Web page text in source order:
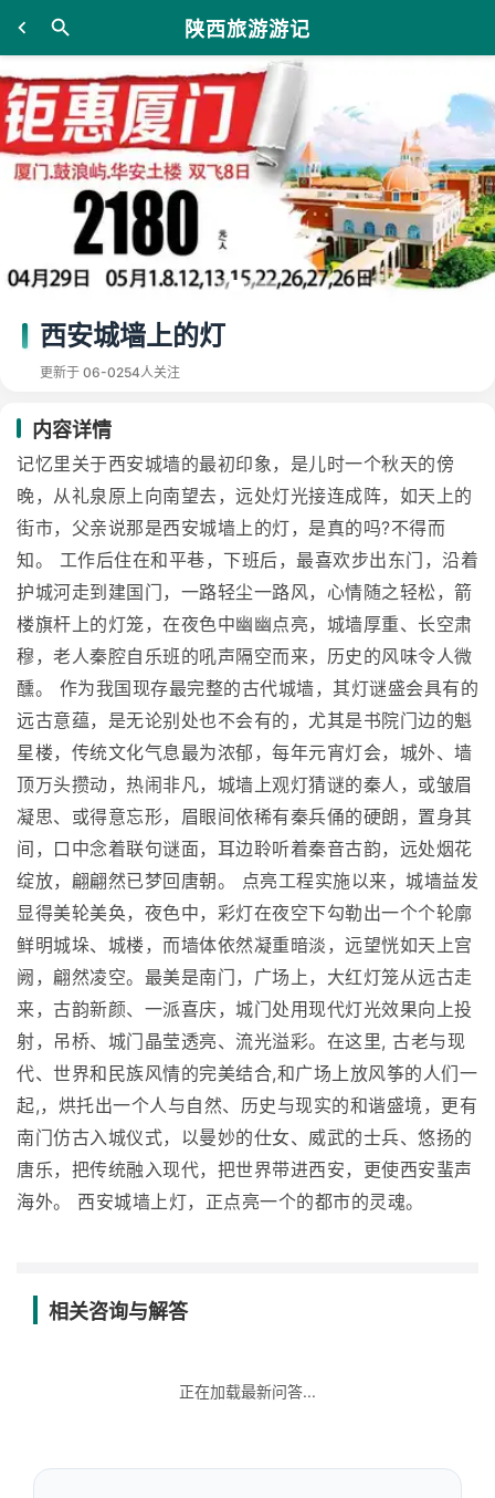
陕西旅游游记
西安城墙上的灯
更新于 06-0254人关注
内容详情
记忆里关于西安城墙的最初印象，是儿时一个秋天的傍
晚，从礼泉原上向南望去，远处灯光接连成阵，如天上的
街市，父亲说那是西安城墙上的灯，是真的吗?不得而
知。 工作后住在和平巷，下班后，最喜欢步出东门，沿着
护城河走到建国门，一路轻尘一路风，心情随之轻松，箭
楼旗杆上的灯笼，在夜色中幽幽点亮，城墙厚重、长空肃
穆，老人秦腔自乐班的吼声隔空而来，历史的风味令人微
醺。 作为我国现存最完整的古代城墙，其灯谜盛会具有的
远古意蕴，是无论别处也不会有的，尤其是书院门边的魁
星楼，传统文化气息最为浓郁，每年元宵灯会，城外、墙
顶万头攒动，热闹非凡，城墙上观灯猜谜的秦人，或皱眉
凝思、或得意忘形，眉眼间依稀有秦兵俑的硬朗，置身其
间，口中念着联句谜面，耳边聆听着秦音古韵，远处烟花
绽放，翩翩然已梦回唐朝。 点亮工程实施以来，城墙益发
显得美轮美奂，夜色中，彩灯在夜空下勾勒出一个个轮廓
鲜明城垛、城楼，而墙体依然凝重暗淡，远望恍如天上宫
阙，翩然凌空。最美是南门，广场上，大红灯笼从远古走
来，古韵新颜、一派喜庆，城门处用现代灯光效果向上投
射，吊桥、城门晶莹透亮、流光溢彩。在这里, 古老与现
代、世界和民族风情的完美结合,和广场上放风筝的人们一
起,，烘托出一个人与自然、历史与现实的和谐盛境，更有
南门仿古入城仪式，以曼妙的仕女、威武的士兵、悠扬的
唐乐，把传统融入现代，把世界带进西安，更使西安蜚声
海外。 西安城墙上灯，正点亮一个的都市的灵魂。
相关咨询与解答
正在加载最新问答...